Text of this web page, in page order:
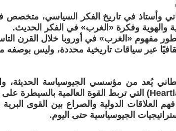
وأستاذ في تاريخ الفكر السياسي، متخصص في
والهوية وفكرة «الغرب» في الفكر الحديث.
مفهوم «الغرب» في أوروبا خلال القرن
عبر سياقات تاريخية محددة، وليس بوصفه
يُعد من مؤسسي الجيوسياسة الحديثة،
العلاقات الدولية والصراع بين القوى البرية
الجيوسياسية حتى اليوم.